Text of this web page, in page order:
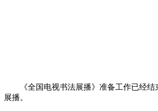
《全国电视书法展播》准备工作已经结
展播。